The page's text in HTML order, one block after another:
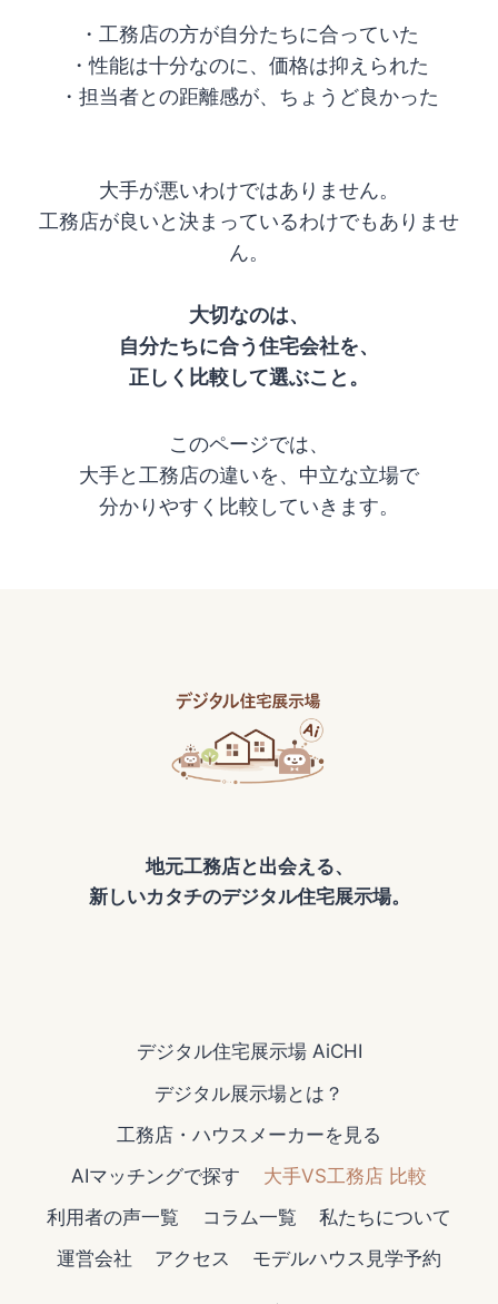
・工務店の方が自分たちに合っていた
・性能は十分なのに、価格は抑えられた
・担当者との距離感が、ちょうど良かった
大手が悪いわけではありません。
工務店が良いと決まっているわけでもありませ
ん。
大切なのは、
自分たちに合う住宅会社を、
正しく比較して選ぶこと。
このページでは、
大手と工務店の違いを、中立な立場で
分かりやすく比較していきます。
地元工務店と出会える、
新しいカタチのデジタル住宅展示場。
デジタル住宅展示場 AiCHI
デジタル展示場とは？
工務店・ハウスメーカーを見る
AIマッチングで探す
大手VS工務店 比較
利用者の声一覧
コラム一覧
私たちについて
運営会社
アクセス モデルハウス見学予約